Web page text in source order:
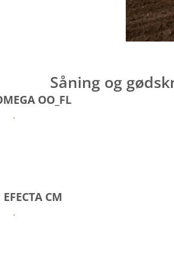
Såning og
OO_FL
Se mere
EFECTA CM
Se mere